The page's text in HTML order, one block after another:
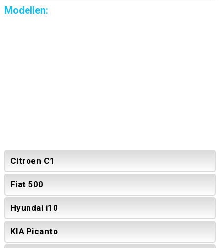
Modellen:
Citroen C1
Fiat 500
Hyundai i10
KIA Picanto